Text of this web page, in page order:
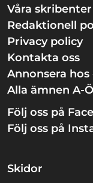
Våra skribenter
Redaktionell
Privacy policy
Kontakta oss
Annonsera hos
Alla ämnen A-Ö
Följ oss på
Följ oss på
Skidor